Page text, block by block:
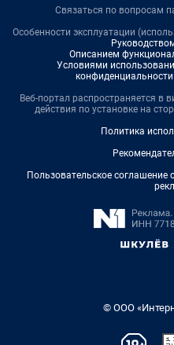
Связаться по вопросам
Особенности эксплуатации
Описанием
Условиями
Веб-портал распространяется в
действия по установке на
Политика
Пользовательское соглашение
© ООО